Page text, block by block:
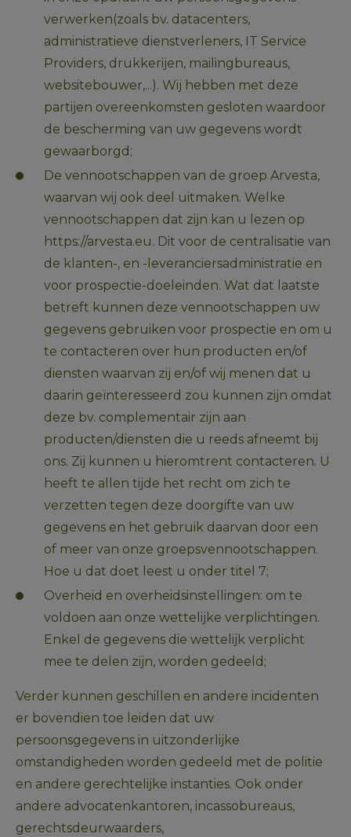
verwerken(zoals bv. datacenters,
administratieve dienstverleners, IT Service
Providers, drukkerijen, mailingbureaus,
websitebouwer,...). Wij hebben met deze
partijen overeenkomsten gesloten waardoor
de bescherming van uw gegevens wordt
gewaarborgd;
De vennootschappen van de groep Arvesta,
waarvan wij ook deel uitmaken. Welke
vennootschappen dat zijn kan u lezen op
https://arvesta.eu. Dit voor de centralisatie van
de klanten-, en -leveranciersadministratie en
voor prospectie-doeleinden. Wat dat laatste
betreft kunnen deze vennootschappen uw
gegevens gebruiken voor prospectie en om u
te contacteren over hun producten en/of
diensten waarvan zij en/of wij menen dat u
daarin geïnteresseerd zou kunnen zijn omdat
deze bv. complementair zijn aan
producten/diensten die u reeds afneemt bij
ons. Zij kunnen u hieromtrent contacteren. U
heeft te allen tijde het recht om zich te
verzetten tegen deze doorgifte van uw
gegevens en het gebruik daarvan door een
of meer van onze groepsvennootschappen.
Hoe u dat doet leest u onder titel 7;
Overheid en overheidsinstellingen: om te
voldoen aan onze wettelijke verplichtingen.
Enkel de gegevens die wettelijk verplicht
mee te delen zijn, worden gedeeld;
Verder kunnen geschillen en andere incidenten
er bovendien toe leiden dat uw
persoonsgegevens in uitzonderlijke
omstandigheden worden gedeeld met de politie
en andere gerechtelijke instanties. Ook onder
andere advocatenkantoren, incassobureaus,
gerechtsdeurwaarders,